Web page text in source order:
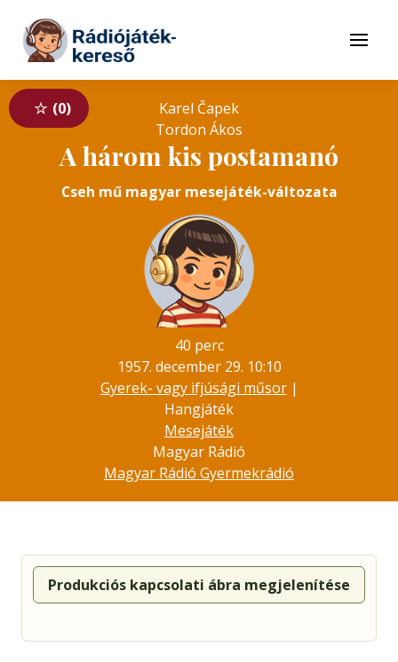
Tovább a tartalomhoz
Menü
0
Karel Čapek
Tordon Ákos
A három kis postamanó
Cseh mű magyar mesejáték-változata
40 perc
1957. december 29. 10:10
Gyerek- vagy ifjúsági műsor|
Hangjáték
Mesejáték
Magyar Rádió
Magyar Rádió Gyermekrádió
Produkciós kapcsolati ábra megjelenítése